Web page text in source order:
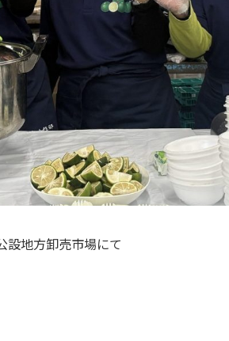
設地方卸売市場にて